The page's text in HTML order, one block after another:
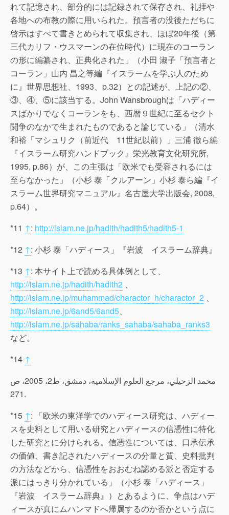
れて記憶され、部分的には記録されて保存され、礼拝や
各地への布教の際に用いられた。預言者の没後ただちに
啓示はすべて書きとめられて収集され、ほぼ20年後（第
三代カリフ・ウスマーンの在位時代）に現在のコーラン
の形に編纂され、正典化された」（小田 淑子「預言者と
コーラン」山内 昌之等編『イスラームを学ぶ人のため
に』世界思想社、1993、p.32）との記述が、上記の②、
③、④、⑤に該当する。John Wansbroughは「ハディー
スばかりでなくコーランをも、西暦９世紀に至るセクト
闘争のなかで生まれたものであると論じている」（清水
和裕「マシュリク（前近代 11世紀以前）」三浦 徹ら編
『イスラーム研究ハンドブック』栄光教育文化研究所,
1995, p.86）が、この主張は「欧米でも受容されるには
至らなかった」（小杉 泰「クルアーン」小杉 泰ら編『イ
スラーム世界研究マニュアル』名古屋大学出版会, 2008,
p.64）。
*11 ↑: http://islam.ne.jp/hadith/hadith5/hadith5-1
*12 ↑: 小杉 泰「ハディース」『岩波 イスラーム辞典』
*13 ↑: 本サイト上で読める具体例として、
http://islam.ne.jp/hadith/hadith2 、
http://islam.ne.jp/muhammad/charactor_h/charactor_2 、
http://islam.ne.jp/6and5/6and5、
http://islam.ne.jp/sahaba/ranks_sahaba/sahaba_ranks3
など。
*14 ↑
محمد الزحيلي، مرجع العلوم الإسلامية، دمشق، ط2، 2005، ص
271.
*15 ↑: 「欧米の東洋学でのハディース研究は、ハディー
スを史料として用いる研究とハディースの信憑性に特化
した研究とに分けられる。信憑性については、口承伝承
の価値、書き記されたハディースの分量と質、史料批判
の方法などから、信憑性をおおむね認める派と否定する
派にはっきり分かれている」（小杉 泰「ハディース」
『岩波 イスラーム辞典』）とあるように、争点はハデ
ィースが真にムハンマドへ帰属するのか否かという点に